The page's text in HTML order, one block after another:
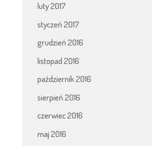
luty 2017
styczeń 2017
grudzień 2016
listopad 2016
październik 2016
sierpień 2016
czerwiec 2016
maj 2016